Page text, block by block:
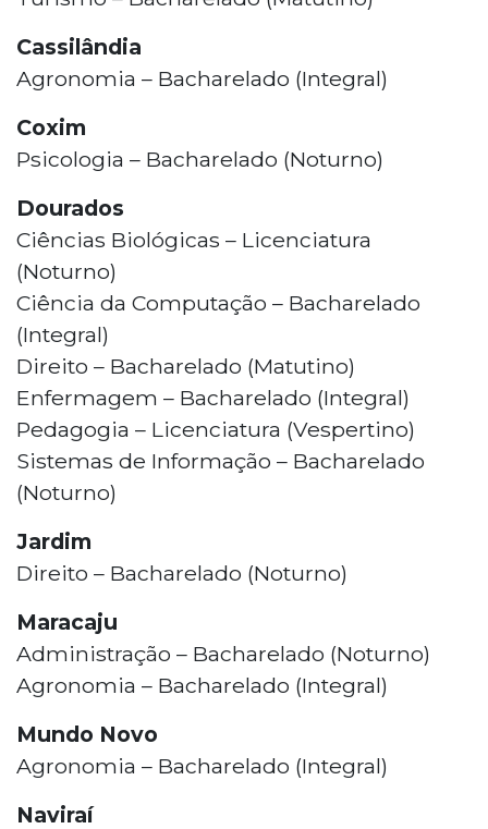
Cassilândia
Agronomia – Bacharelado (Integral)
Coxim
Psicologia – Bacharelado (Noturno)
Dourados
Ciências Biológicas – Licenciatura
(Noturno)
Ciência da Computação – Bacharelado
(Integral)
Direito – Bacharelado (Matutino)
Enfermagem – Bacharelado (Integral)
Pedagogia – Licenciatura (Vespertino)
Sistemas de Informação – Bacharelado
(Noturno)
Jardim
Direito – Bacharelado (Noturno)
Maracaju
Administração – Bacharelado (Noturno)
Agronomia – Bacharelado (Integral)
Mundo Novo
Agronomia – Bacharelado (Integral)
Naviraí